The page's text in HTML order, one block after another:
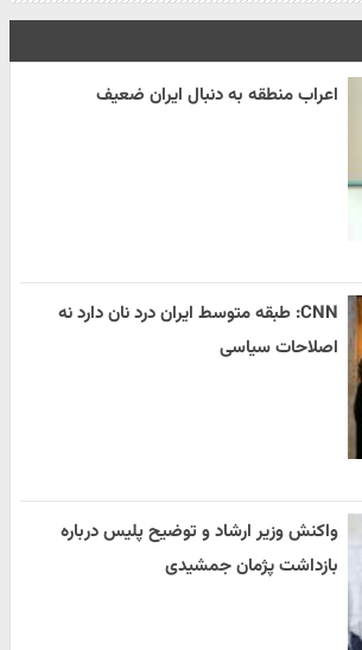
اعراب منطقه به دنبال ایران ضعیف
CNN: طبقه متوسط ایران درد نان دارد نه
اصلاحات سیاسی
واکنش وزیر ارشاد و توضیح پلیس درباره
بازداشت پژمان جمشیدی